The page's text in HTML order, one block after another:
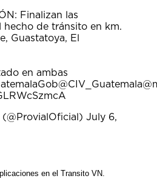
Finalizan las
hecho de tránsito en km.
Guastatoya, El
en ambas
@CIV_Guatemala
July 6,
en el Transito VN.